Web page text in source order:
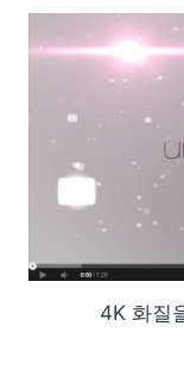
4K 화질